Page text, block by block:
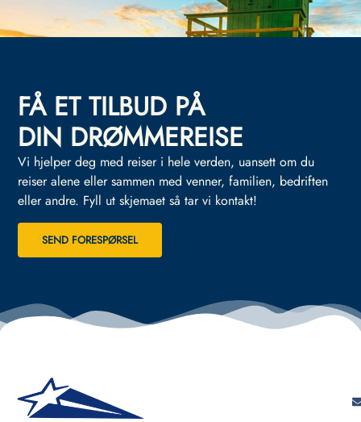
FÅ ET TILBUD PÅ
DIN DRØMMEREISE
Vi hjelper deg med reiser i hele verden, uansett om du
reiser alene eller sammen med venner, familien, bedriften
eller andre. Fyll ut skjemaet så tar vi kontakt!
SEND FORESPØRSEL